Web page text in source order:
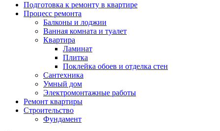
Подготовка к ремонту в квартире
Процесс ремонта
Балконы и лоджии
Ванная комната и туалет
Квартира
Ламинат
Плитка
Поклейка обоев и отделка стен
Сантехника
Умный дом
Электромонтажные работы
Ремонт квартиры
Строительство
Фундамент